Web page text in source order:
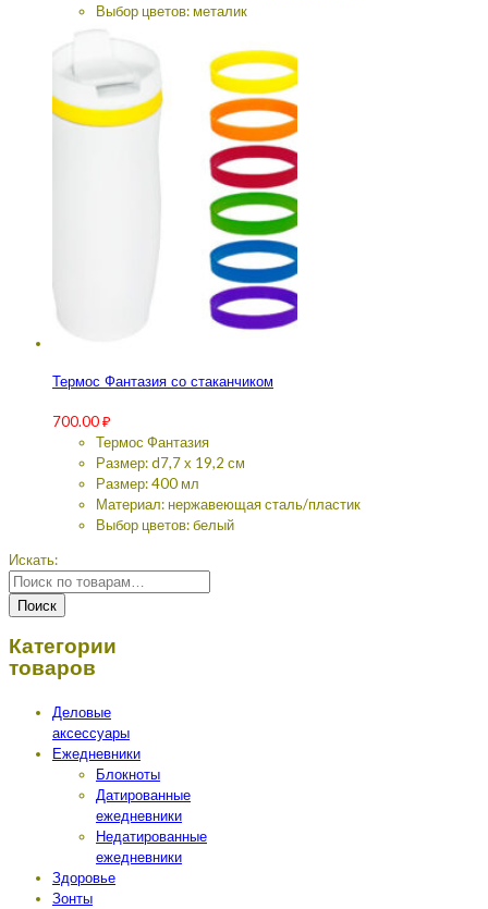
Выбор цветов: металик
Термос Фантазия со стаканчиком
700.00₽
Термос Фантазия
Размер: d7,7 х 19,2 см
Размер: 400 мл
Материал: нержавеющая сталь/пластик
Выбор цветов: белый
Искать:
Поиск
Категории
товаров
Деловые
аксессуары
Ежедневники
Блокноты
Датированные
ежедневники
Недатированные
ежедневники
Здоровье
Зонты